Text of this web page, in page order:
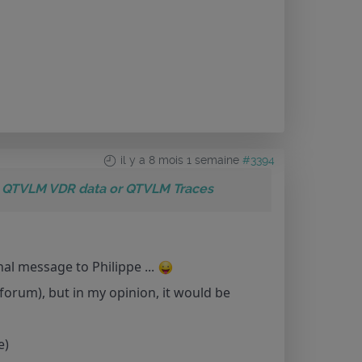
il y a 8 mois 1 semaine #3394
VDR data or QTVLM Traces
message to Philippe ...
but in my opinion, it would be